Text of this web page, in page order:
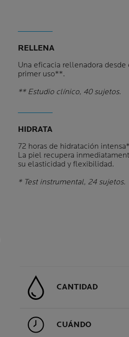
RELLENA
Una eficacia rellenadora desde
primer uso**.
** Estudio clínico, 40 sujetos.
HIDRATA
72 horas de hidratación
La piel recupera
su elasticidad y flexibilidad.
* Test instrumental, 24 sujetos.
CANTIDAD
CUÁNDO